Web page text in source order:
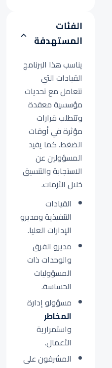
الفئات
المستهدفة
يناسب هذا البرنامج
القيادات التي
تتعامل مع تحديات
مؤسسية معقدة
وتتطلب قرارات
مؤثرة في أوقات
الضغط. كما يفيد
المسؤولين عن
الاستجابة والتنسيق
خلال الأزمات.
القيادات
التنفيذية ومديرو
الإدارات العليا.
مديرو الفرق
والوحدات ذات
المسؤوليات
الحساسة.
مسؤولو إدارة
المخاطر
واستمرارية
الأعمال.
المشرفون على